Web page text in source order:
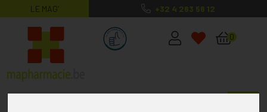
LE MAG’ +32 4 263 56 12
MaPharmacie.be ma santé, mes
0